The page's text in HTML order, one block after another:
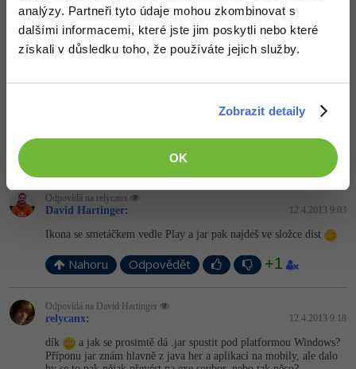
analýzy. Partneři tyto údaje mohou zkombinovat s
dalšími informacemi, které jste jim poskytli nebo které
získali v důsledku toho, že používáte jejich služby.
Zobrazit detaily
OK
Nahoru Odpovědět
Jo tak .. někde by tam mělo být něco jako EXPORTOVAT .. zvolíš
SPUSTITELNÝ JAR SOUBOR a vytvoříš to .. nevím to přesně ..
Odpovědět
Odpovídá na relycanx
David Hartinger: 12.4.2013 9:03
Ikona se smetáčkem vedle Play a jar pak najdeš ve složce dist
Nahoru Odpovědět +1
Odpovídá na David Hartinger
relycanx: 12.4.2013 9:18
dík
a jak se prosimtě dá .jar spustit pod platformou Windows?
Příponu jar znám hlavně z java her a aplikací na mobily, ale dalo